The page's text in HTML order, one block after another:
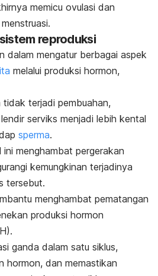
memicu ovulasi dan
reproduksi
dalam mengatur berbagai aspek
melalui produksi hormon,
tidak terjadi pembuahan,
serviks menjadi lebih kental
sperma.
menghambat pergerakan
kemungkinan terjadinya
tersebut.
menghambat pematangan
produksi hormon
ganda dalam satu siklus,
hormon, dan memastikan